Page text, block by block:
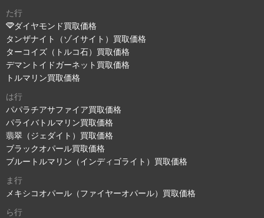
た行
ダイヤモンド買取価格
タンザナイト（ゾイサイト）買取価格
ターコイズ（トルコ石）買取価格
デマントイドガーネット買取価格
トルマリン買取価格
は行
パパラチアサファイア買取価格
パライバトルマリン買取価格
翡翠（ジェダイト）買取価格
ブラックオパール買取価格
ブルートルマリン（インディゴライト）買取価格
ま行
メキシコオパール（ファイヤーオパール）買取価格
ら行